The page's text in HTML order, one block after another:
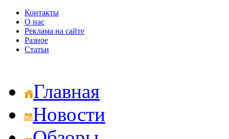
Контакты
О нас
Реклама на сайте
Разное
Статьи
Главная
Новости